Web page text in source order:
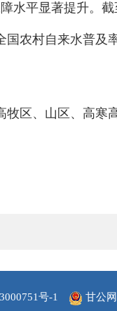
水平显著提升。
农村自来水普及
区、山区、高
号-1 甘公